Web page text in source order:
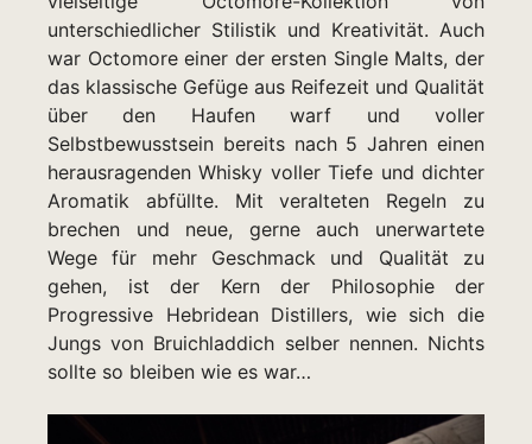
unterschiedlicher Stilistik und Kreativität. Auch
war Octomore einer der ersten Single Malts, der
das klassische Gefüge aus Reifezeit und Qualität
über den Haufen warf und voller
Selbstbewusstsein bereits nach 5 Jahren einen
herausragenden Whisky voller Tiefe und dichter
Aromatik abfüllte. Mit veralteten Regeln zu
brechen und neue, gerne auch unerwartete
Wege für mehr Geschmack und Qualität zu
gehen, ist der Kern der Philosophie der
Progressive Hebridean Distillers, wie sich die
Jungs von Bruichladdich selber nennen. Nichts
sollte so bleiben wie es war…